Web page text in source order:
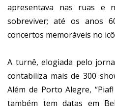
apresentava nas ruas e
sobreviver; até os anos
concertos memoráveis no
A turnê, elogiada pelo
contabiliza mais de 300
Além de Porto Alegre,
também tem datas em